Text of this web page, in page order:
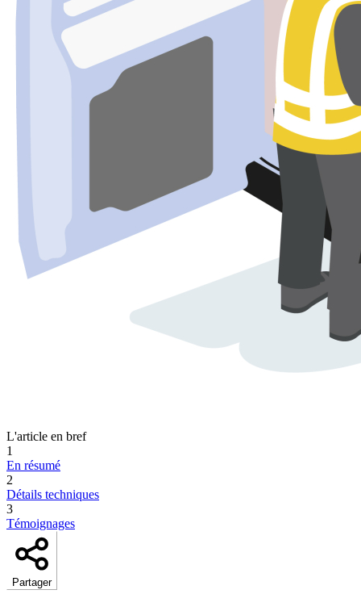
L'article en bref
1
En résumé
2
Détails techniques
3
Témoignages
Partager